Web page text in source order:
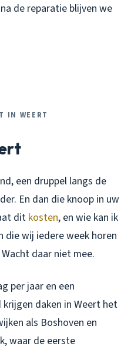
de reparatie blijven we
IN WEERT
een druppel langs de
En dan die knoop in uw
ditkosten, en wie kan ik
die wij iedere week horen
daar niet mee.
per jaar en een
daken in Weert het
als Boshoven en
waar de eerste